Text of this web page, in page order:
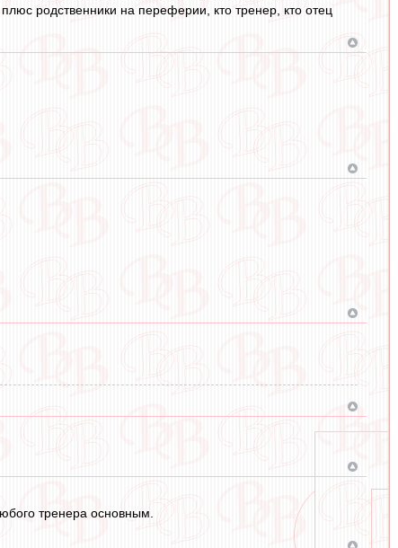
родственники на переферии, кто тренер, кто отец
тренера основным.